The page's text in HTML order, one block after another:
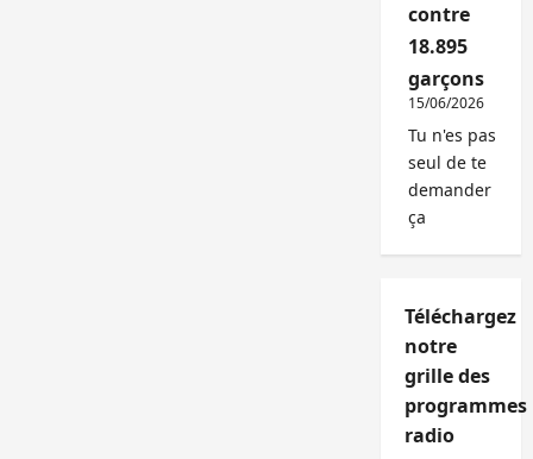
contre
18.895
garçons
15/06/2026
Tu n'es pas
seul de te
demander
ça
Téléchargez
notre
grille des
programmes
radio